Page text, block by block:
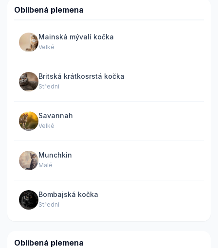
Oblíbená plemena
Mainská mývalí kočka
Velké
Britská krátkosrstá kočka
Střední
Savannah
Velké
Munchkin
Malé
Bombajská kočka
Střední
Oblíbená plemena